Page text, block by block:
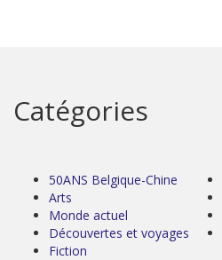
Catégories
50ANS Belgique-Chine
Arts
Monde actuel
Découvertes et voyages
Fiction